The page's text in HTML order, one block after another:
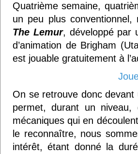
Quatrième semaine,
un peu plus
The Lemur, développé par
d’animation de Brigham
est jouable gratuitement à
On se retrouve donc
permet, durant un niveau,
mécaniques qui en
le reconnaître, nous
intérêt, étant donné la